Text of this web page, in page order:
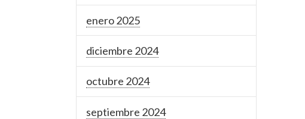
enero 2025
diciembre 2024
octubre 2024
septiembre 2024